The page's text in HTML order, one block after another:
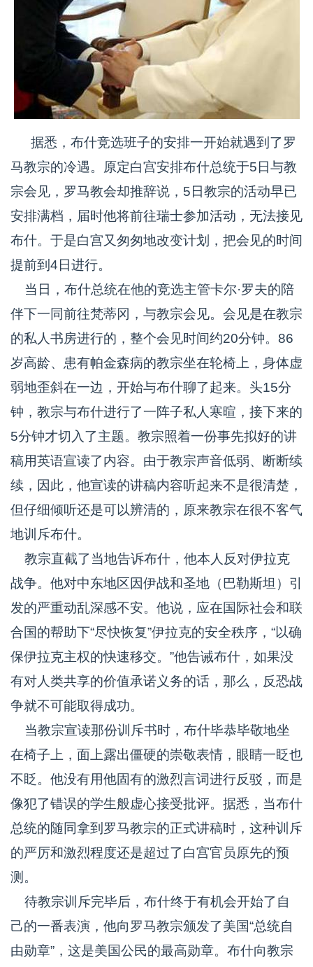
据悉，布什竞选班子的安排一开始就遇到了罗
马教宗的冷遇。原定白宫安排布什总统于5日与教
宗会见，罗马教会却推辞说，5日教宗的活动早已
安排满档，届时他将前往瑞士参加活动，无法接见
布什。于是白宫又匆匆地改变计划，把会见的时间
提前到4日进行。
当日，布什总统在他的竞选主管卡尔·罗夫的陪
伴下一同前往梵蒂冈，与教宗会见。会见是在教宗
的私人书房进行的，整个会见时间约20分钟。86
岁高龄、患有帕金森病的教宗坐在轮椅上，身体虚
弱地歪斜在一边，开始与布什聊了起来。头15分
钟，教宗与布什进行了一阵子私人寒暄，接下来的
5分钟才切入了主题。教宗照着一份事先拟好的讲
稿用英语宣读了内容。由于教宗声音低弱、断断续
续，因此，他宣读的讲稿内容听起来不是很清楚，
但仔细倾听还是可以辨清的，原来教宗在很不客气
地训斥布什。
教宗直截了当地告诉布什，他本人反对伊拉克
战争。他对中东地区因伊战和圣地（巴勒斯坦）引
发的严重动乱深感不安。他说，应在国际社会和联
合国的帮助下“尽快恢复”伊拉克的安全秩序，“以确
保伊拉克主权的快速移交。”他告诫布什，如果没
有对人类共享的价值承诺义务的话，那么，反恐战
争就不可能取得成功。
当教宗宣读那份训斥书时，布什毕恭毕敬地坐
在椅子上，面上露出僵硬的崇敬表情，眼睛一眨也
不眨。他没有用他固有的激烈言词进行反驳，而是
像犯了错误的学生般虚心接受批评。据悉，当布什
总统的随同拿到罗马教宗的正式讲稿时，这种训斥
的严厉和激烈程度还是超过了白宫官员原先的预
测。
待教宗训斥完毕后，布什终于有机会开始了自
己的一番表演，他向罗马教宗颁发了美国“总统自
由勋章”，这是美国公民的最高勋章。布什向教宗